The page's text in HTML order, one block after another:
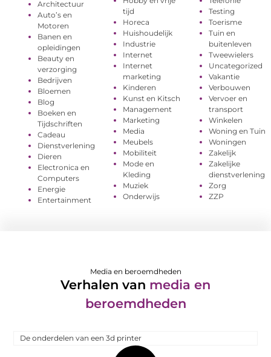
Architectuur
Auto’s en
Motoren
Banen en
opleidingen
Beauty en
verzorging
Bedrijven
Bloemen
Blog
Boeken en
Tijdschriften
Cadeau
Dienstverlening
Dieren
Electronica en
Computers
Energie
Entertainment
tijd
Horeca
Huishoudelijk
Industrie
Internet
Internet
marketing
Kinderen
Kunst en Kitsch
Management
Marketing
Media
Meubels
Mobiliteit
Mode en
Kleding
Muziek
Onderwijs
Testing
Toerisme
Tuin en
buitenleven
Tweewielers
Uncategorized
Vakantie
Verbouwen
Vervoer en
transport
Winkelen
Woning en Tuin
Woningen
Zakelijk
Zakelijke
dienstverlening
Zorg
ZZP
Media en beroemdheden
Verhalen van media en
beroemdheden
De onderdelen van een 3d printer